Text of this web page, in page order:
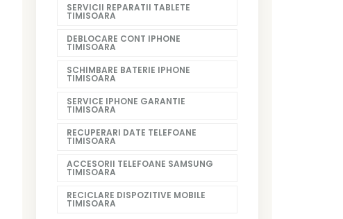
SERVICII REPARATII TABLETE
TIMISOARA
DEBLOCARE CONT IPHONE
TIMISOARA
SCHIMBARE BATERIE IPHONE
TIMISOARA
SERVICE IPHONE GARANTIE
TIMISOARA
RECUPERARI DATE TELEFOANE
TIMISOARA
ACCESORII TELEFOANE SAMSUNG
TIMISOARA
RECICLARE DISPOZITIVE MOBILE
TIMISOARA